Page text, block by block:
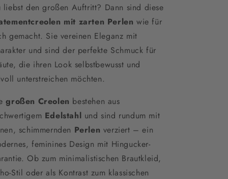
liebst den großen Auftritt? Dann sind diese
mit zarten Perlen wie für
gemacht. Sie vereinen Eleganz mit
und sind der perfekte Schmuck für
die ihren Look selbstbewusst und
unterstreichen möchten.
großen Creolen bestehen aus
Edelstahl und sind rundum mit
schimmernden Perlen verziert – ein
feminines Design mit Hingucker-
Ob zum minimalistischen Brautkleid,
Stil oder als Kontrast zum klassischen